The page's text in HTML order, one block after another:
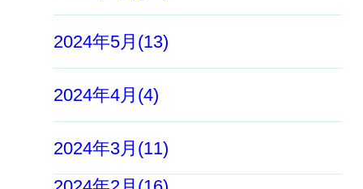
2024年5月(13)
2024年4月(4)
2024年3月(11)